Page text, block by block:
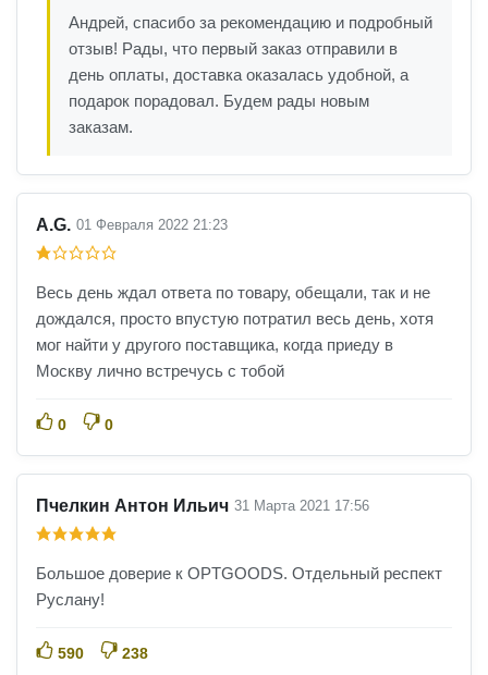
Андрей, спасибо за рекомендацию и подробный
отзыв! Рады, что первый заказ отправили в
день оплаты, доставка оказалась удобной, а
подарок порадовал. Будем рады новым
заказам.
A.G. 01 Февраля 2022 21:23
Весь день ждал ответа по товару, обещали, так и не
дождался, просто впустую потратил весь день, хотя
мог найти у другого поставщика, когда приеду в
Москву лично встречусь с тобой
0 0
Пчелкин Антон Ильич 31 Марта 2021 17:56
Большое доверие к OPTGOODS. Отдельный респект
Руслану!
590 238